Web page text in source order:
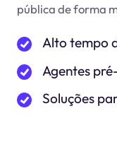
pública de forma
Alto tempo
Agentes
Soluções